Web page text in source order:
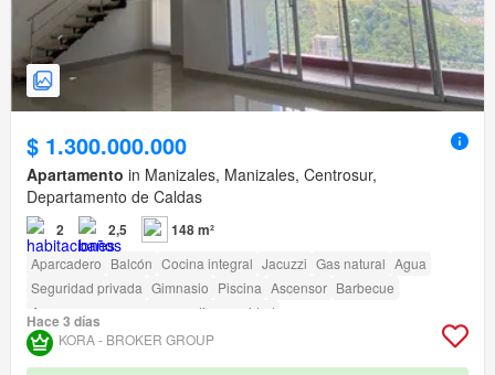
$ 1.300.000.000
Apartamento in Manizales, Manizales, Centrosur,
Departamento de Caldas
2 2,5 148 m²
Aparcadero Balcón Cocina integral Jacuzzi Gas natural Agua
Seguridad privada Gimnasio Piscina Ascensor Barbecue
Acceso para personas con discapacidad
Hace 3 días
KORA - BROKER GROUP